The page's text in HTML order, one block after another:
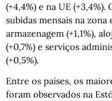
(+4,4%) e na UE
subidas mensais na
armazenagem (+1,1%),
(+0,7%) e serviços
(+0,5%).
Entre os países, os
foram observados na